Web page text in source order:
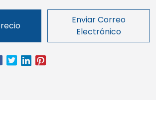
Enviar Correo
Electrónico